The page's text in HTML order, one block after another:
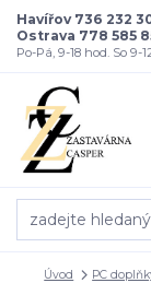
Havířov 736 232
Ostrava 778 585
Po-Pá, 9-18 hod. So 9-
Úvod PC